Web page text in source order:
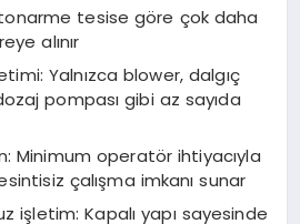
tesise göre çok daha
alınır
Yalnızca blower, dalgıç
pompası gibi az sayıda
Minimum operatör ihtiyacıyla
çalışma imkanı sunar
işletim: Kapalı yapı sayesinde